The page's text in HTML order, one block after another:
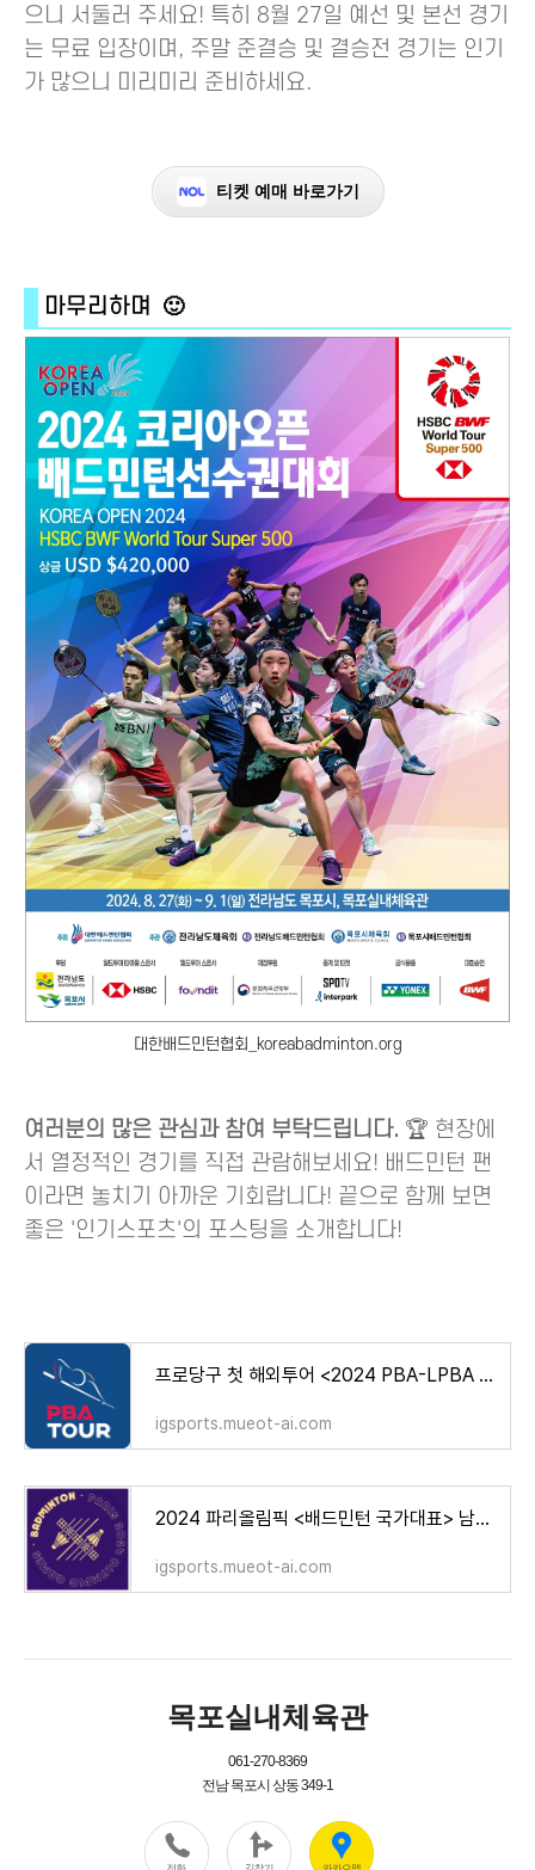
으니 서둘러 주세요! 특히 8월 27일 예선 및 본선 경기
는 무료 입장이며, 주말 준결승 및 결승전 경기는 인기
가 많으니 미리미리 준비하세요.
티켓 예매 바로가기
마무리하며 🙂
대한배드민턴협회_koreabadminton.org
여러분의 많은 관심과 참여 부탁드립니다. 🏆 현장에
서 열정적인 경기를 직접 관람해보세요! 배드민턴 팬
이라면 놓치기 아까운 기회랍니다! 끝으로 함께 보면
좋은 '인기스포츠'의 포스팅을 소개합니다!
프로당구 첫 해외투어 <2024 PBA-LPBA 에스와이 바자르 하노이 오픈> 국내 예선 결과!
igsports.mueot-ai.com
2024 파리올림픽 <배드민턴 국가대표> 남자 여자 단식 혼합 복식 출전 선수 명단 소개!
igsports.mueot-ai.com